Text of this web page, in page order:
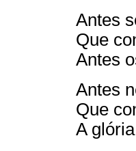
Antes
Que
Antes
Antes
Que
A